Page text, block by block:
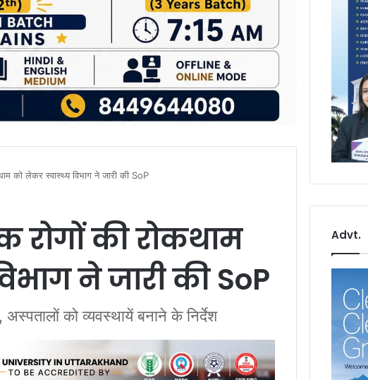
को लेकर स्वास्थ्य विभाग ने जारी की SoP
रोगों की रोकथाम
ने जारी की SoP
को व्यवस्थायें बनाने के निर्देश
Advt.